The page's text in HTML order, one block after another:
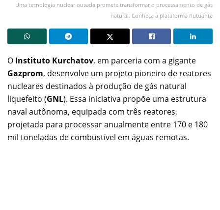
Uma tecnologia nuclear ousada promete transformar o processamento de gás
natural. Conheça a plataforma flutuante
O Instituto Kurchatov, em parceria com a gigante
Gazprom, desenvolve um projeto pioneiro de reatores
nucleares destinados à produção de gás natural
liquefeito (GNL). Essa iniciativa propõe uma estrutura
naval autônoma, equipada com três reatores,
projetada para processar anualmente entre 170 e 180
mil toneladas de combustível em águas remotas.